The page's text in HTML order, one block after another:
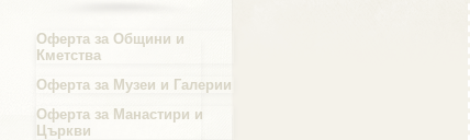
Оферта за Общини и
Кметства
Оферта за Музеи и Галерии
Оферта за Манастири и
Църкви